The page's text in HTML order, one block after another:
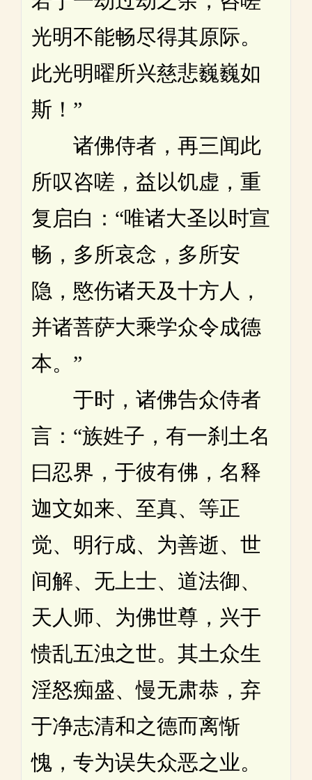
光明不能畅尽得其原际。
此光明曜所兴慈悲巍巍如
斯！”
诸佛侍者，再三闻此
所叹咨嗟，益以饥虚，重
复启白：“唯诸大圣以时宣
畅，多所哀念，多所安
隐，愍伤诸天及十方人，
并诸菩萨大乘学众令成德
本。”
于时，诸佛告众侍者
言：“族姓子，有一刹土名
曰忍界，于彼有佛，名释
迦文如来、至真、等正
觉、明行成、为善逝、世
间解、无上士、道法御、
天人师、为佛世尊，兴于
愦乱五浊之世。其土众生
淫怒痴盛、慢无肃恭，弃
于净志清和之德而离惭
愧，专为误失众恶之业。